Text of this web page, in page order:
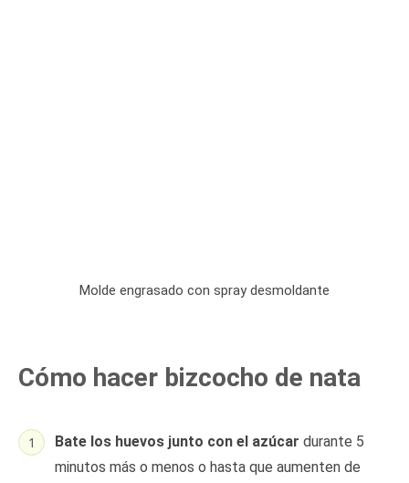
Molde engrasado con spray desmoldante
Cómo hacer bizcocho de nata
Bate los huevos junto con el azúcar durante 5
minutos más o menos o hasta que aumenten de